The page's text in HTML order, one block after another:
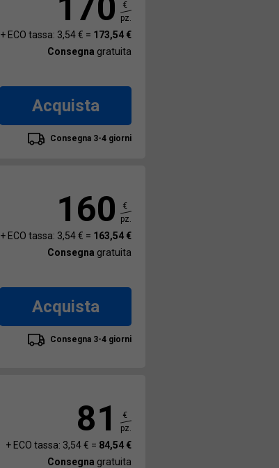
170
€
pz.
+ ECO tassa: 3,54 € = 173,54 €
Consegna gratuita
Acquista
Consegna 3-4 giorni
160
€
pz.
+ ECO tassa: 3,54 € = 163,54 €
Consegna gratuita
Acquista
Consegna 3-4 giorni
81
€
pz.
+ ECO tassa: 3,54 € = 84,54 €
Consegna gratuita